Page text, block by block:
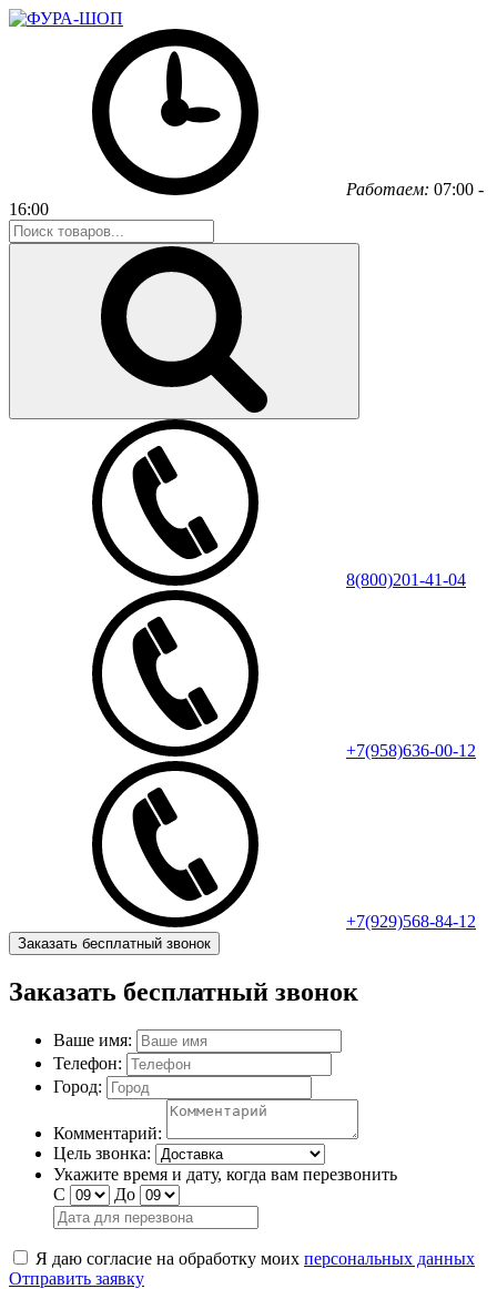
Работаем: 07:00 -
16:00
8(800)201-41-04
+7(958)636-00-12
+7(929)568-84-12
Заказать бесплатный звонок
Заказать бесплатный звонок
Ваше имя:
Телефон:
Город:
Комментарий:
Цель звонка:
Укажите время и дату, когда вам перезвонить
С
До
Я даю согласие на обработку моих персональных данных
Отправить заявку